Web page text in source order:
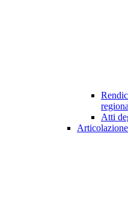
Atti